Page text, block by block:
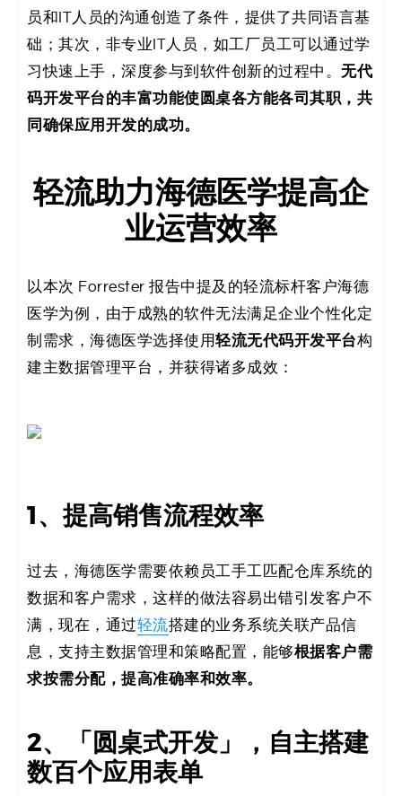
员和IT人员的沟通创造了条件，提供了共同语言基
础；其次，非专业IT人员，如工厂员工可以通过学
习快速上手，深度参与到软件创新的过程中。 无代
码开发平台的丰富功能使圆桌各方能各司其职，共
同确保应用开发的成功。
轻流助力海德医学提高企
业运营效率
以本次 Forrester 报告中提及的轻流标杆客户海德
医学为例，由于成熟的软件无法满足企业个性化定
制需求，海德医学选择使用轻流无代码开发平台构
建主数据管理平台，并获得诸多成效：
1、提高销售流程效率
过去，海德医学需要依赖员工手工匹配仓库系统的
数据和客户需求，这样的做法容易出错引发客户不
满，现在，通过轻流搭建的业务系统关联产品信
息，支持主数据管理和策略配置，能够根据客户需
求按需分配，提高准确率和效率。
2、「圆桌式开发」，自主搭建
数百个应用表单